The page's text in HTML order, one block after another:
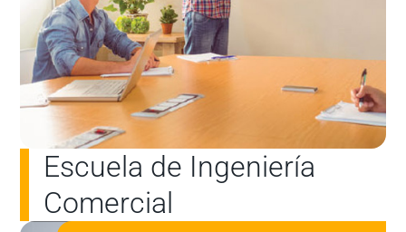
Escuela de Ingeniería
Comercial